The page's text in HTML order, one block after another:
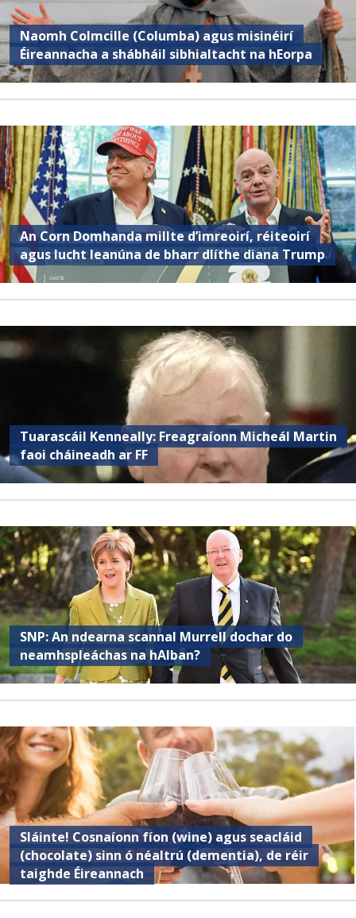
Naomh Colmcille (Columba) agus misinéirí
Éireannacha a shábháil sibhialtacht na hEorpa
An Corn Domhanda millte d’imreoirí, réiteoirí
agus lucht leanúna de bharr dlíthe diana Trump
Tuarascáil Kenneally: Freagraíonn Micheál Martin
faoi cháineadh ar FF
SNP: An ndearna scannal Murrell dochar do
neamhspleáchas na hAlban?
Sláinte! Cosnaíonn fíon (wine) agus seacláid
(chocolate) sinn ó néaltrú (dementia), de réir
taighde Éireannach